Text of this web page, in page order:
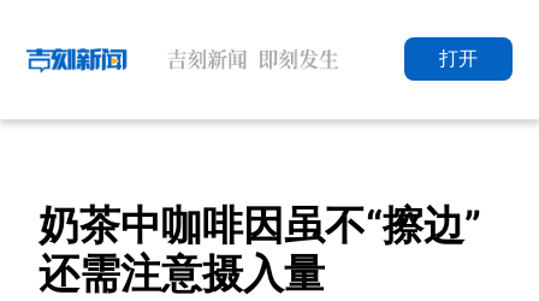
打开
奶茶中咖啡因虽不“擦边”
还需注意摄入量